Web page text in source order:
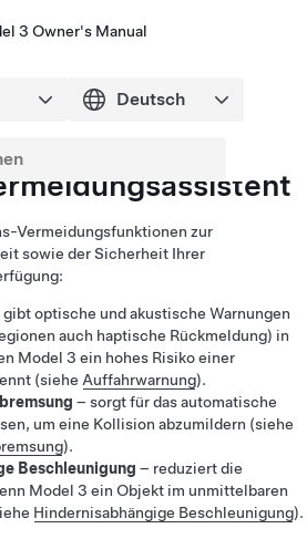
3 Owner's Manual
Vermeidungsfunktionen zur
sowie der Sicherheit Ihrer
gibt optische und akustische Warnungen
auch haptische Rückmeldung) in
Model 3 ein hohes Risiko einer
(siehe Auffahrwarnung).
– sorgt für das automatische
um eine Kollision abzumildern (siehe
).
Beschleunigung – reduziert die
Model 3 ein Objekt im unmittelbaren
Hindernisabhängige Beschleunigung).